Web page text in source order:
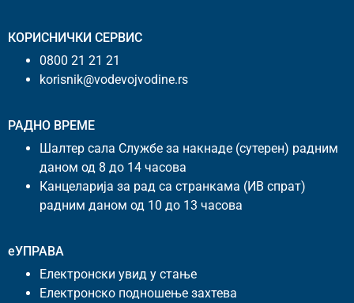
КОРИСНИЧКИ СЕРВИС
0800 21 21 21
korisnik@vodevojvodine.rs
РАДНО ВРЕМЕ
Шалтер сала Службе за накнаде (сутерен) радним
даном од 8 до 14 часова
Канцеларија за рад са странкама (ИВ спрат)
радним даном од 10 до 13 часова
еУПРАВА
Електронски увид у стање
Електронско подношење захтева